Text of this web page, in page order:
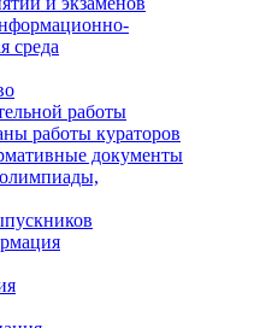
среда
работы
работы кураторов
документы